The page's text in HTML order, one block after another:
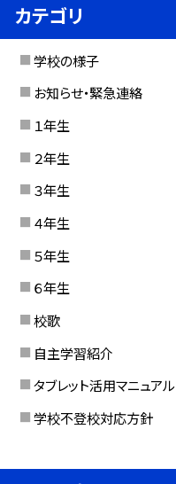
カテゴリ
学校の様子
お知らせ・緊急連絡
１年生
２年生
３年生
４年生
５年生
６年生
校歌
自主学習紹介
タブレット活用マニュアル
学校不登校対応方針